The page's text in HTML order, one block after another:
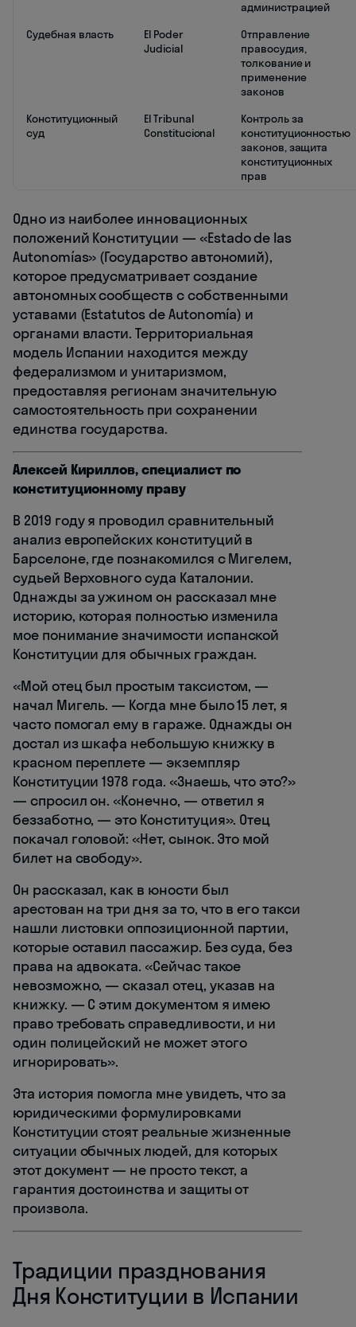
администрацией
Судебная власть
El Poder
Judicial
Отправление
правосудия,
толкование и
применение
законов
Конституционный
суд
El Tribunal
Constitucional
Контроль за
конституционностью
законов, защита
конституционных
прав
Одно из наиболее инновационных
положений Конституции — «Estado de las
Autonomías» (Государство автономий),
которое предусматривает создание
автономных сообществ с собственными
уставами (Estatutos de Autonomía) и
органами власти. Территориальная
модель Испании находится между
федерализмом и унитаризмом,
предоставляя регионам значительную
самостоятельность при сохранении
единства государства.
Алексей Кириллов, специалист по
конституционному праву
В 2019 году я проводил сравнительный
анализ европейских конституций в
Барселоне, где познакомился с Мигелем,
судьей Верховного суда Каталонии.
Однажды за ужином он рассказал мне
историю, которая полностью изменила
мое понимание значимости испанской
Конституции для обычных граждан.
«Мой отец был простым таксистом, —
начал Мигель. — Когда мне было 15 лет, я
часто помогал ему в гараже. Однажды он
достал из шкафа небольшую книжку в
красном переплете — экземпляр
Конституции 1978 года. «Знаешь, что это?»
— спросил он. «Конечно, — ответил я
беззаботно, — это Конституция». Отец
покачал головой: «Нет, сынок. Это мой
билет на свободу».
Он рассказал, как в юности был
арестован на три дня за то, что в его такси
нашли листовки оппозиционной партии,
которые оставил пассажир. Без суда, без
права на адвоката. «Сейчас такое
невозможно, — сказал отец, указав на
книжку. — С этим документом я имею
право требовать справедливости, и ни
один полицейский не может этого
игнорировать».
Эта история помогла мне увидеть, что за
юридическими формулировками
Конституции стоят реальные жизненные
ситуации обычных людей, для которых
этот документ — не просто текст, а
гарантия достоинства и защиты от
произвола.
Традиции празднования
Дня Конституции в Испании